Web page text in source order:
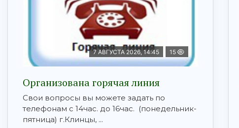
7 АВГУСТА 2026, 14:45 15
Организована горячая линия
Свои вопросы вы можете задать по
телефонам с 14час. до 16час. (понедельник-
пятница) г.Клинцы, ...